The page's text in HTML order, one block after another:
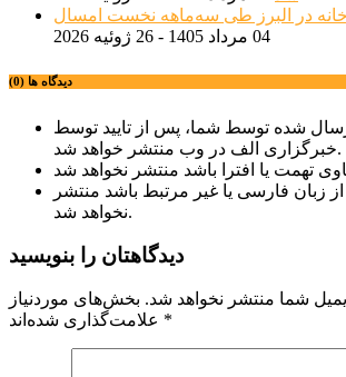
04 مرداد 1405 - 26 ژوئیه 2026
دیدگاه ها (0)
شده توسط شما، پس از تایید توسط
خبرگزاری الف در وب منتشر خواهد شد.
از زبان فارسی یا غیر مرتبط باشد منتشر
نخواهد شد.
دیدگاهتان را بنویسید
شما منتشر نخواهد شد. بخش‌های موردنیاز
*